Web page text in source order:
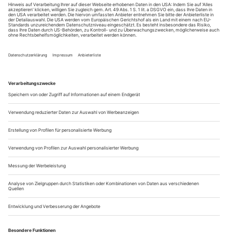
Schauspielhaus
Das Atmen fällt dem Alten schwer. Die Sauerstoffmaske im
Gesicht, die Wangen fahl, die Lider verschlossen: Selbst als
Todgeweihter überschattet Thomas Lind sein Königreich, das
Theater, im Cine -mascope-Format. In Linds Backstage-
Schauspielhaus sichtbar, macht sich schon seine Tochter breit.
Sie hat Linds...
Showroom 4/25
Aktuelle Ausstellungen
BERLIN, GEMÄLDEGALERIE
bis 22.6., Von Odessa nach Berlin Europäische Malerei
des 16. bis 19. Jahrhunderts
Umfassende Sonderausstellung mit 60 Gemälden aus dem
Museum für Westliche und Östliche Kunst in Odessa. Die
Werke wurden vor dem Krieg in Sicherheit gebracht und
treten in Berlin in Dialog mit Gemälden der Berliner